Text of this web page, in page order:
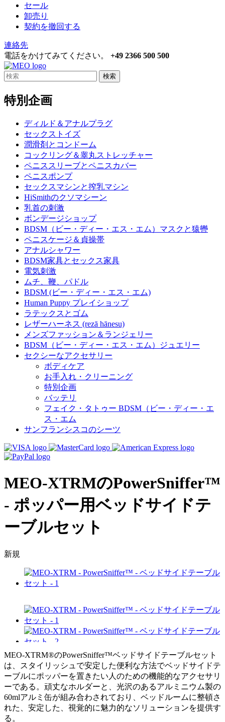
セール
卸売り
契約を撤回する
連絡先
電話をかけてみてください。 +49 2366 500 500
検索
特別企画
ディルド＆アナルプラグ
セックストイズ
潤滑剤とコンドーム
コックリング＆睾丸ストレッチャー
ペニススリーブとペニスカバー
ペニスポンプ
セックスマシンと搾乳マシン
HiSmithのクソマシーン
乳首の刺激
ボンデージショップ
BDSM（ビー・ディー・エス・エム）マスクと猿轡
ペニスケージ＆貞操帯
アナルシャワー
BDSM家具とセックス家具
電気刺激
ムチ、鞭、パドル
BDSM (ビー・ディー・エス・エム)
Human Puppy プレイショップ
ラテックスとゴム
レザーハーネス (rezā hānesu)
メンズファッション＆ランジェリー
BDSM（ビー・ディー・エス・エム）ジュエリー
セクシーなアクセサリー
ボディケア
お手入れ・クリーニング
特別企画
バッテリ
フェイク・タトゥー BDSM（ビー・ディー・エ
ス・エム
サンフランシスコのシーツ
MEO-XTRMのPowerSniffer™
- ポッパー用ベッドサイドテ
ーブルセット
新規
MEO-XTRM®のPowerSniffer™ベッドサイドテーブルセット
は、スタイリッシュで安定した便利な方法でベッドサイドテ
ーブルにポッパーを置きたい人のための機能的なアクセサリ
ーである。頑丈なホルダーと、光沢のあるアルミニウム製の
60mlアルミ缶が組み合わされており、ベッドルームに整頓さ
れた、安定した、視覚的に魅力的なソリューションを提供す
る。